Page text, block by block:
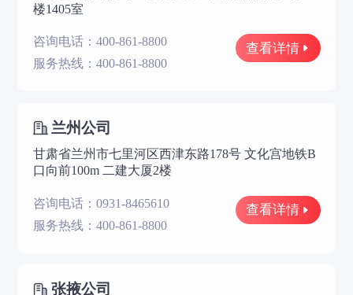
楼1405室
咨询电话：400-861-8800
服务热线：400-861-8800
查看详情
兰州公司
甘肃省兰州市七里河区西津东路178号 文化宫地铁B
口向前100m 二建大厦2楼
咨询电话：0931-8465610
服务热线：400-861-8800
查看详情
张掖公司